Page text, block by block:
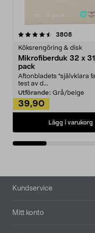
3808
Köksrengöring & disk
Mikrofiberduk 32 x
pack
Aftonbladets "självklara
test av d...
Utförande: Grå/beige
39,90
Lägg i varukorg
4.0av 5 stjärnor
Sidfot
Kundservice
Mitt konto